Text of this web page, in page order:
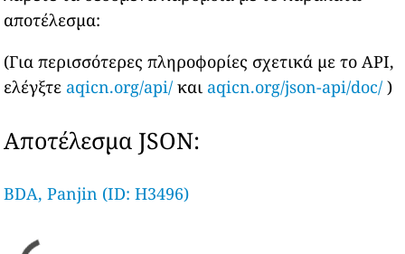
αποτέλεσμα:
(Για περισσότερες πληροφορίες σχετικά με το API,
ελέγξτε aqicn.org/api/ και aqicn.org/json-api/doc/ )
Αποτέλεσμα JSON:
BDA, Panjin (ID: H3496)